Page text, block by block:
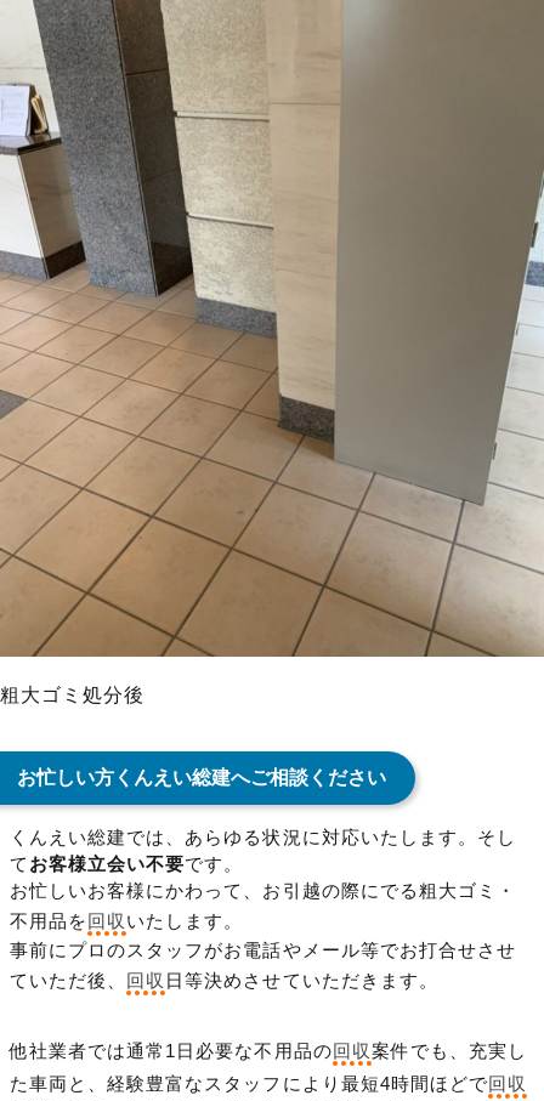
粗大ゴミ処分後
お忙しい方くんえい総建へご相談ください
くんえい総建では、あらゆる状況に対応いたします。そし
て お客様立会い不要です。
お忙しいお客様にかわって、お引越の際にでる粗大ゴミ・
不用品を回収 いたします。
事前にプロのスタッフがお電話やメール等でお打合せさせ
ていただ後、 回収 日等決めさせていただきます。
他社業者では通常1日必要な不用品の回収案件でも、充実し
た車両と、経験豊富なスタッフにより最短4時間ほどで回収